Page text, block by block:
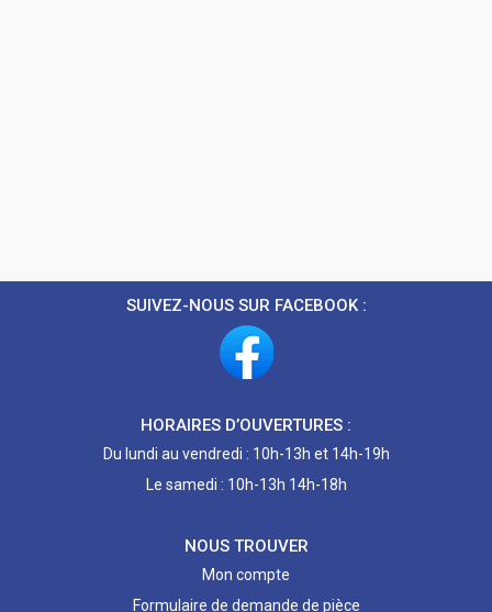
SUIVEZ-NOUS SUR FACEBOOK :
HORAIRES D’OUVERTURES :
Du lundi au vendredi : 10h-13h et 14h-19h
Le samedi : 10h-13h 14h-18h
NOUS TROUVER
Mon compte
Formulaire de demande de pièce